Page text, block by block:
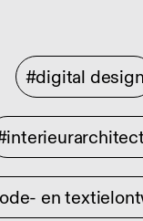
#digital design
en